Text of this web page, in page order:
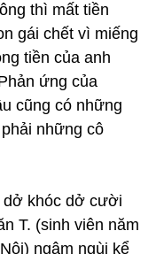
thì mất tiền
gái chết vì miếng
tiền của anh
ứng của
cũng có những
những cô
dở khóc dở cười
T. (sinh viên năm
ngậm ngùi kể